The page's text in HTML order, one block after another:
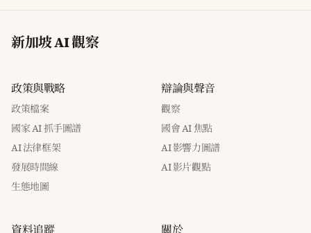
新加坡 AI 觀察
政策與戰略
政策檔案
國家 AI 抓手圖譜
AI 法律框架
發展時間線
生態地圖
辯論與聲音
觀察
國會 AI 焦點
AI 影響力圖譜
AI 影片觀點
資料追蹤 關於